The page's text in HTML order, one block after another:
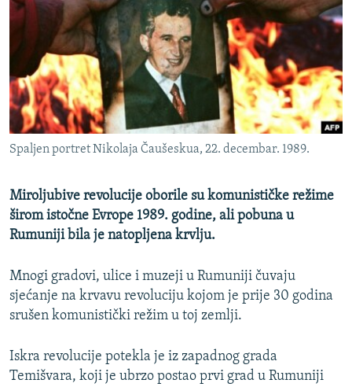
RSE PRIČE IZ SVIJETA
ISPRIČAJ MI
DNEVNO@RSE
SPECIJALI RSE
VIŠE OD NASLOVA
GENOCID U SREBRENICI
POPLAVE I KLIZIŠTA U BIH 2024.
TV LIBERTY
POST SCRIPTUM
MOJA EVROPA
TRI DECENIJE OD RATA U BIH
NASTANAK I RASPAD JUGOSLAVIJE
PRATITE NAS
Sve RFE/RL stranice
Spaljen portret Nikolaja Čaušeskua, 22. decembar. 1989.
Miroljubive revolucije oborile su komunističke režime
širom istočne Evrope 1989. godine, ali pobuna u
Rumuniji bila je natopljena krvlju.
Mnogi gradovi, ulice i muzeji u Rumuniji čuvaju
sjećanje na krvavu revoluciju kojom je prije 30 godina
srušen komunistički režim u toj zemlji.
Iskra revolucije potekla je iz zapadnog grada
Temišvara, koji je ubrzo postao prvi grad u Rumuniji